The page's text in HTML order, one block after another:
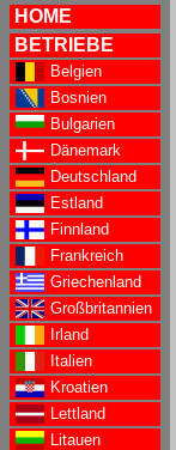
HOME
BETRIEBE
Belgien
Bosnien
Bulgarien
Dänemark
Deutschland
Estland
Finnland
Frankreich
Griechenland
Großbritannien
Irland
Italien
Kroatien
Lettland
Litauen